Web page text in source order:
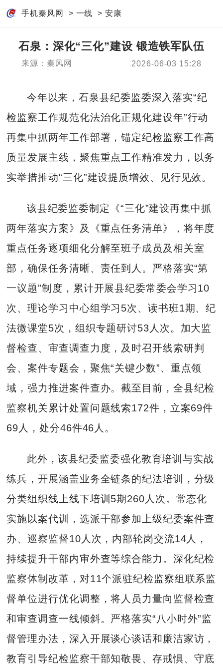
手机秦风网 > 一线 > 安康
石泉：深化“三化”建设 锻造铁军队伍
来源：秦风网 2026-06-03 15:28
今年以来，石泉县纪委监委深入落实“纪
检监察工作规范化法治化正规化建设年”行动
再集中抓两年工作部署，锚定纪检监察工作高
质量发展主线，聚焦重点工作精准发力，以务
实举措推动“三化”建设提质增效、见行见效。
该县纪委监委制定《“三化”建设再集中抓
两年落实方案》及《重点任务清单》，将年度
重点任务逐项细化分解至班子成员及相关室
部，确保任务清晰、责任到人。严格落实“第
一议题”制度，累计开展县纪委常委会学习10
次、理论学习中心组学习5次、读书班1期、纪
法微课堂5次，组织专题研讨53人次。加大监
督检查、审查调查力度，及时召开线索研判
会、案件专题会，聚焦“关键少数”、重点领
域，强力推进案件查办。截至目前，全县纪检
监察机关累计处置问题线索172件，立案69件
69人，处分46件46人。
此外，该县纪委监委强化教育培训与实战
练兵，开展涵盖业务全链条的纪法培训，分级
分类组织线上线下培训5期260人次。常态化
实施以案代训，选派干部参加上级纪委案件查
办、巡察监督10人次，内部轮岗交流14人，
持续提升干部内审外查等综合能力。深化纪检
监察体制改革，对11个派驻纪检监察组联系监
督单位进行优化调整，将人员力量向监督检查
和审查调查一线倾斜。严格落实“八小时外”监
督管理办法，深入开展谈心谈话和廉洁家访，
教育引导纪检监察干部知敬畏、存戒惧、守底